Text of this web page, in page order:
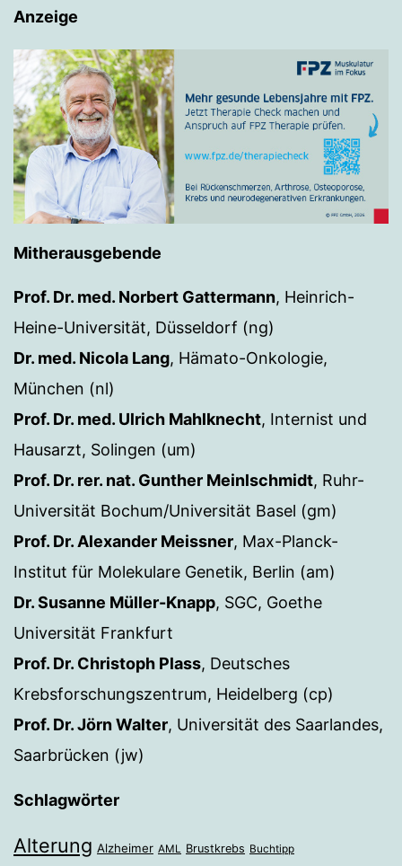
Anzeige
Mitherausgebende
Prof. Dr. med. Norbert Gattermann, Heinrich-
Heine-Universität, Düsseldorf (ng)
Dr. med. Nicola Lang, Hämato-Onkologie,
München (nl)
Prof. Dr. med. Ulrich Mahlknecht, Internist und
Hausarzt, Solingen (um)
Prof. Dr. rer. nat. Gunther Meinlschmidt, Ruhr-
Universität Bochum/Universität Basel (gm)
Prof. Dr. Alexander Meissner, Max-Planck-
Institut für Molekulare Genetik, Berlin (am)
Dr. Susanne Müller-Knapp, SGC, Goethe
Universität Frankfurt
Prof. Dr. Christoph Plass, Deutsches
Krebsforschungszentrum, Heidelberg (cp)
Prof. Dr. Jörn Walter, Universität des Saarlandes,
Saarbrücken (jw)
Schlagwörter
Alterung Alzheimer AML Brustkrebs Buchtipp